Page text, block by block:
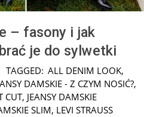
– fasony i jak
je do sylwetki
TAGGED: ALL DENIM LOOK,
DAMSKIE - Z CZYM NOSIĆ?,
CUT, JEANSY DAMSKIE
SLIM, LEVI STRAUSS